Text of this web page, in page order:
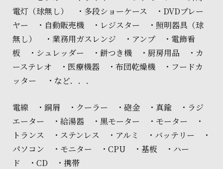
電灯（球無し） ・多段ショーケース ・DVDプレー
ヤー ・自動販売機 ・レジスター ・照明器具（球
無し） ・業務用ガスレンジ ・アンプ ・電飾看
板 ・シュレッダー ・餅つき機 ・厨房用品 ・カ
ーステレオ ・医療機器 ・布団乾燥機 ・フードカ
ッター ・など．．．
電線 ・銅屑 ・クーラー ・砲金 ・真鍮 ・ラジ
エーター ・給湯器 ・黒モーター ・モーター ・
トランス ・ステンレス ・アルミ ・バッテリー ・
パソコン ・モニター ・CPU ・基板 ・ハー
ド ・CD ・携帯